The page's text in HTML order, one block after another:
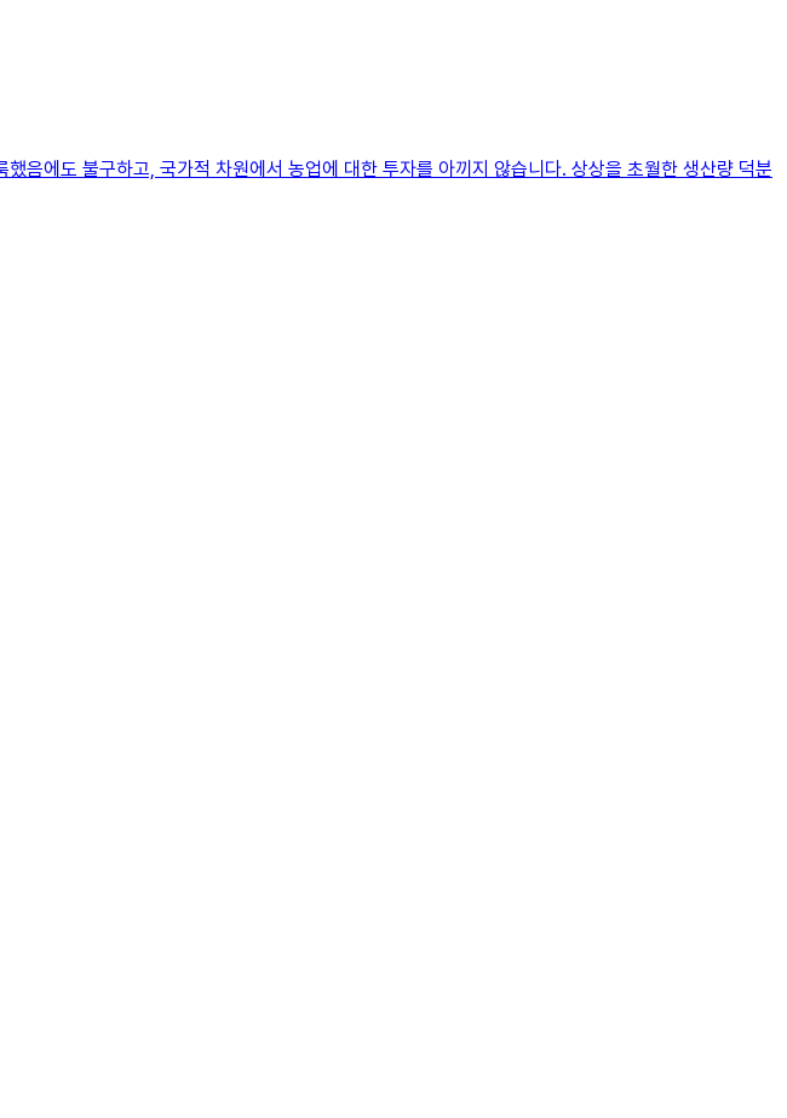
음에도 불구하고, 국가적 차원에서 농업에 대한 투자를 아끼지 않습니다. 상상을 초월한 생산량 덕분